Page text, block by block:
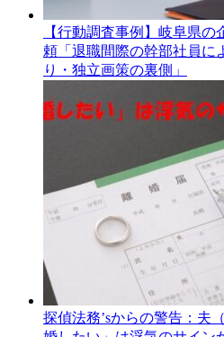
【行動調査事例】岐阜県の
頼「退職間際の幹部社員に
り・独立画策の裏側」
探偵法務’sからの警告：夫